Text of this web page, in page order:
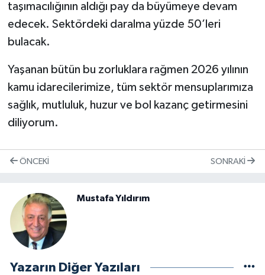
taşımacılığının aldığı pay da büyümeye devam
edecek. Sektördeki daralma yüzde 50’leri
bulacak.
Yaşanan bütün bu zorluklara rağmen 2026 yılının
kamu idarecilerimize, tüm sektör mensuplarımıza
sağlık, mutluluk, huzur ve bol kazanç getirmesini
diliyorum.
ÖNCEKI SONRAKI
Mustafa Yıldırım
Yazarın Diğer Yazıları